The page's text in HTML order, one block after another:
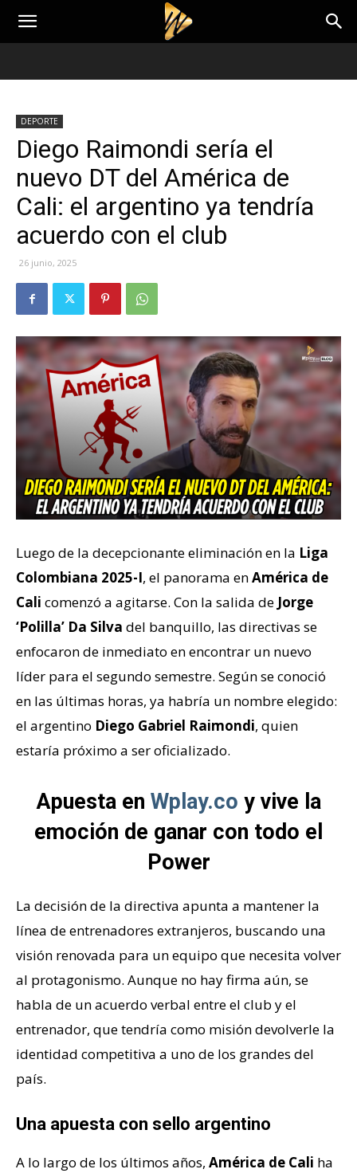
DEPORTE
Diego Raimondi sería el
nuevo DT del América de
Cali: el argentino ya tendría
acuerdo con el club
26 junio, 2025
Luego de la decepcionante eliminación en la Liga
Colombiana 2025-I, el panorama enAmérica de
Cali comenzó a agitarse. Con la salida de Jorge
‘Polilla’ Da Silva del banquillo, las directivas se
enfocaron de inmediato en encontrar un nuevo
líder para el segundo semestre. Según se conoció
en las últimas horas, ya habría un nombre elegido:
el argentino Diego Gabriel Raimondi, quien
estaría próximo a ser oficializado.
Apuesta en Wplay.co y vive la
emoción de ganar con todo el
Power
La decisión de la directiva apunta a mantener la
línea de entrenadores extranjeros, buscando una
visión renovada para un equipo que necesita volver
al protagonismo. Aunque no hay firma aún, se
habla de un acuerdo verbal entre el club y el
entrenador, que tendría como misión devolverle la
identidad competitiva a uno de los grandes del
país.
Una apuesta con sello argentino
A lo largo de los últimos años, América de Cali ha